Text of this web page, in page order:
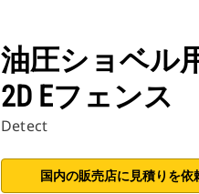
油圧ショベル
2D Eフェンス
Detect
国内の販売店に見積りを依